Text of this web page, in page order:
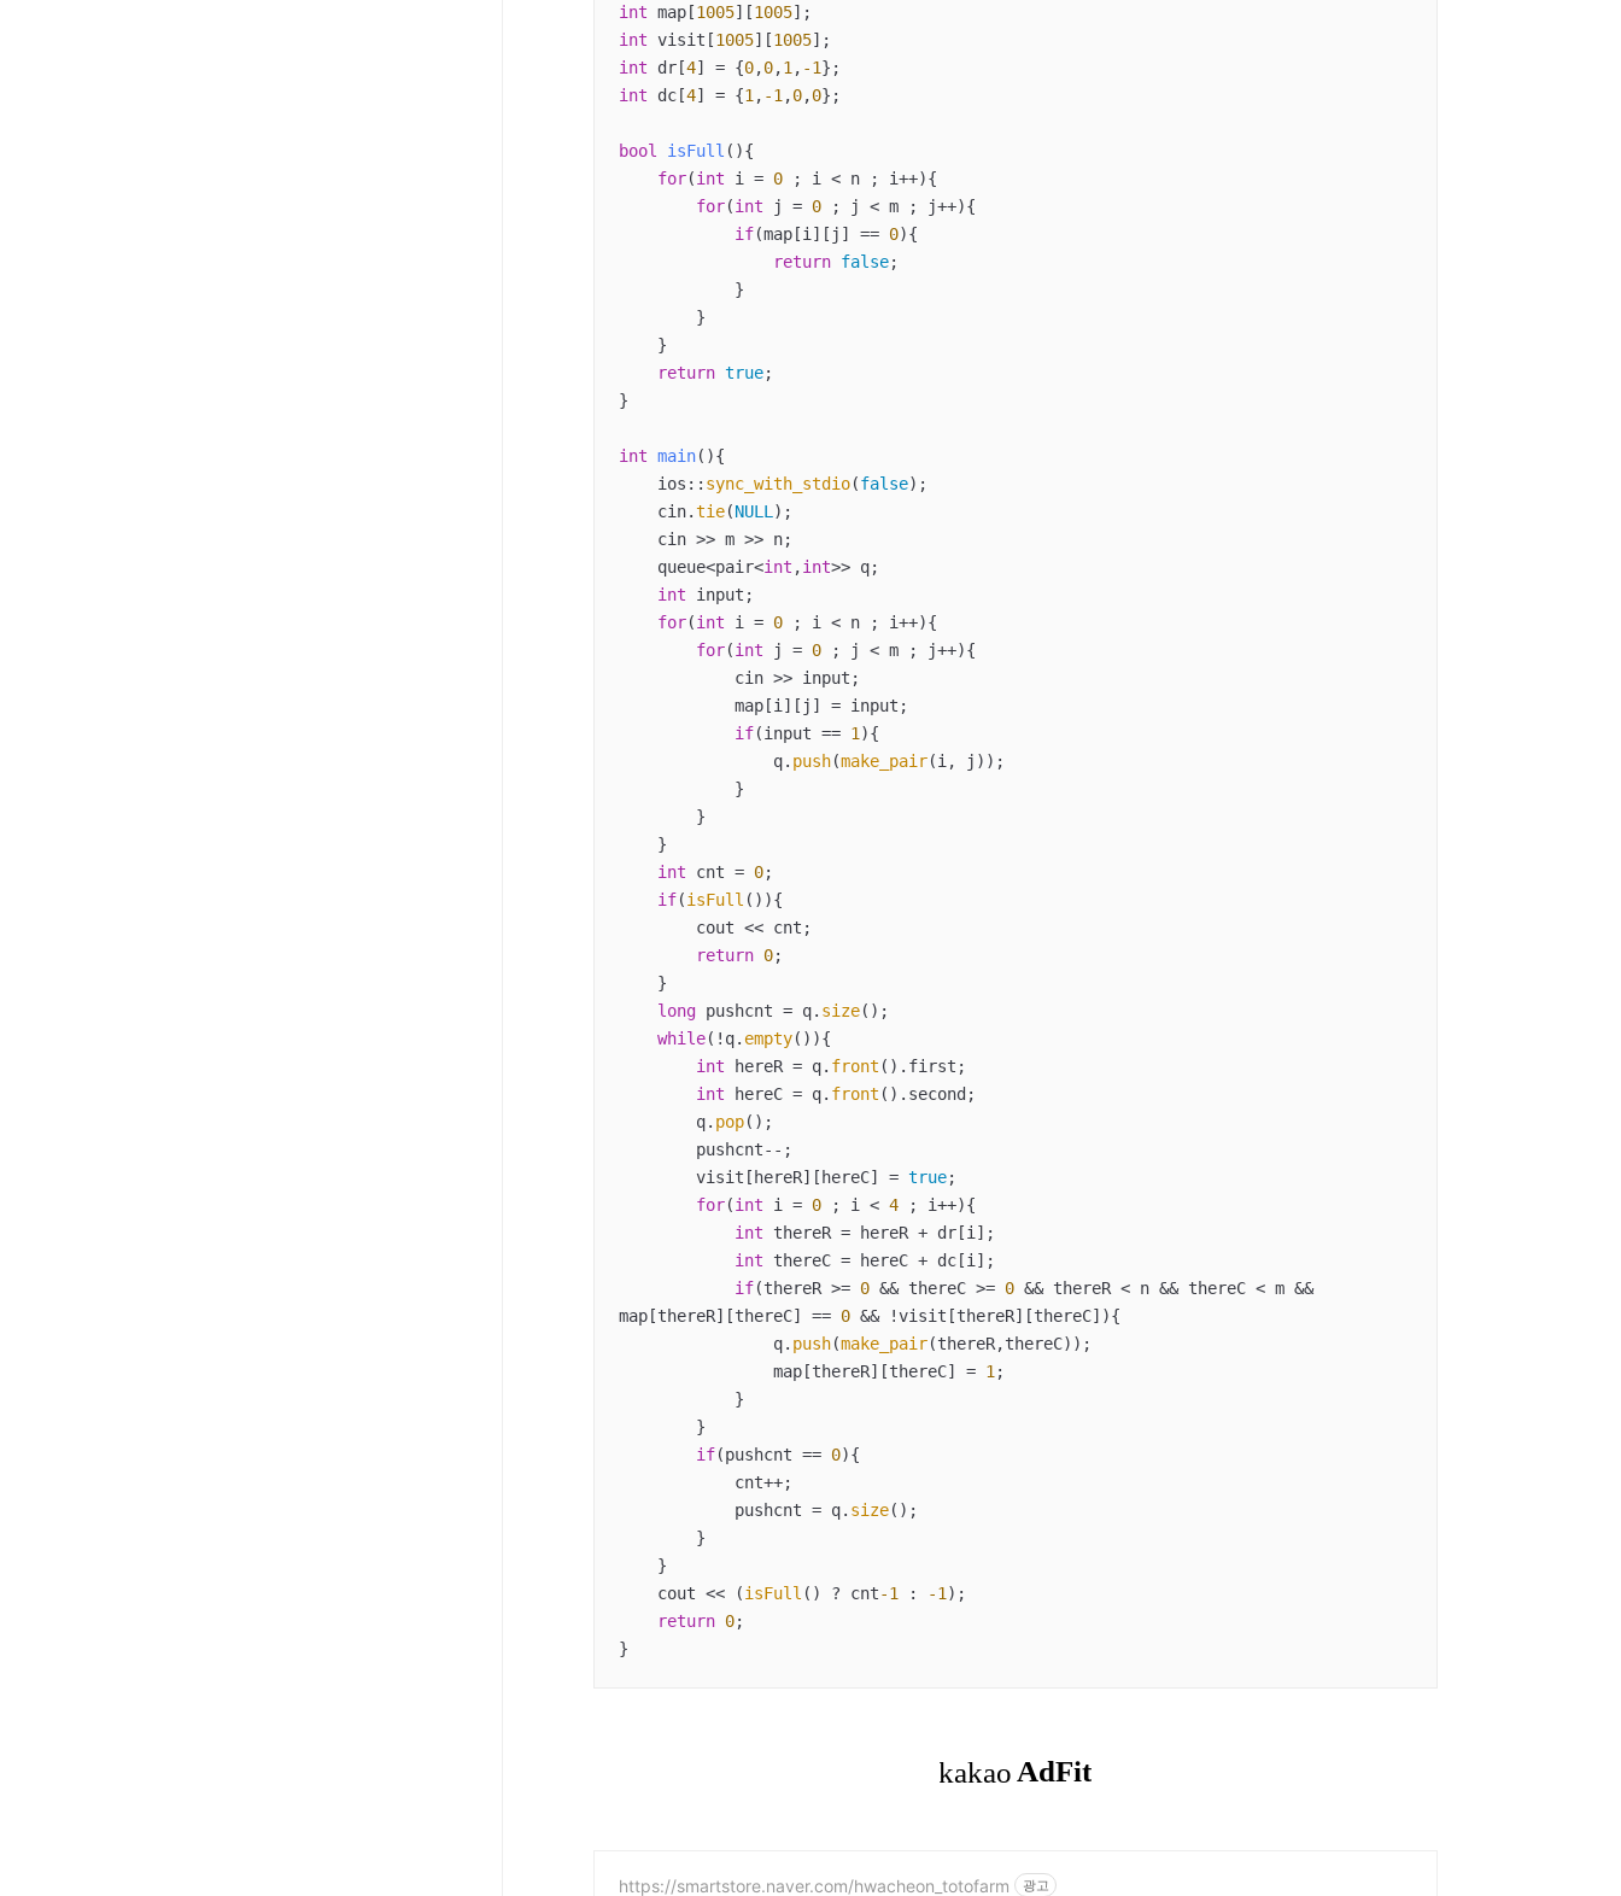
int map[1005][1005
int visit[1005][1005
int dr[4] = {0,0,1 , -1
int dc[4] = {1 , -1 ,0,0};
bool isFull (){
for(int i = 0 ; i < n ; i++){
for(int j = 0 ; j < m ; j++){
if(map[i][j] == 0){
return false;
return true;
}
int main(){
    ios::
sync_with_stdio(false);
    cin.
tie(NULL );
    queue<pair<
int ,int>> q;
int input;
for(int i = 0 ; i < n ; i++){
for(int j = 0 ; j < m ; j++){
if(input == 1 ){
                q.
push(make_pair(i, j));
int cnt = 0;
if(isFull ()){
return 0;
long pushcnt = q. size();
while(!q. empty()){
int hereR = q. front ().first;
int hereC = q. front ().second;
        q.
pop();
        visit[hereR][hereC] =
true;
for(int i = 0 ; i < 4 ; i++){
int thereR = hereR + dr[i];
int thereC = hereC + dc[i];
if(thereR >= 0 && thereC >= 0 && thereR < n && thereC < m &&
map[thereR][thereC] == 0 && !visit[thereR][thereC]){
                q.
push(make_pair(thereR,thereC));
                map[thereR][thereC] =
1 ;
if(pushcnt == 0){
            pushcnt = q.
size();
    cout << (
isFull () ? cnt-1 : -1 );
return 0;
}
https://smartstore.naver.com/hwacheon_totofarm 광고